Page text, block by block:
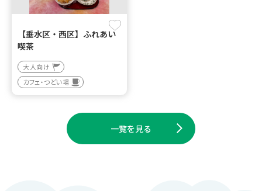
【垂水区・西区】ふれあい
喫茶
大人向け
カフェ・つどい場
一覧を見る